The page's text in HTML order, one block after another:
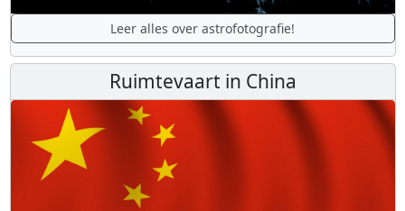
Leer alles over astrofotografie!
Ruimtevaart in China